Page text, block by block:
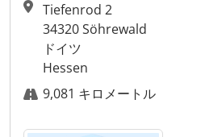
Tiefenrod 2
34320 Söhrewald
ドイツ
Hessen
9,081 キロメートル